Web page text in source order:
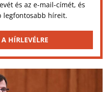
és az e-mail-címét, és
legfontosabb híreit.
HÍRLEVÉLRE